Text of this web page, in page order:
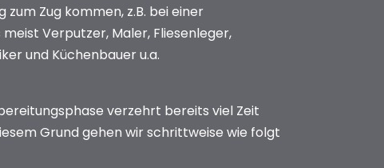
Zug kommen, z.B. bei einer
meist Verputzer, Maler, Fliesenleger,
und Küchenbauer u.a.
verzehrt bereits viel Zeit
Grund gehen wir schrittweise wie folgt